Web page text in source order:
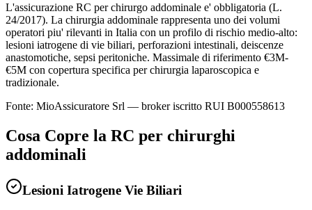
L'assicurazione RC per chirurgo addominale e' obbligatoria (L.
24/2017). La chirurgia addominale rappresenta uno dei volumi
operatori piu' rilevanti in Italia con un profilo di rischio medio-alto:
lesioni iatrogene di vie biliari, perforazioni intestinali, deiscenze
anastomotiche, sepsi peritoniche. Massimale di riferimento €3M-
€5M con copertura specifica per chirurgia laparoscopica e
tradizionale.
Fonte: MioAssicuratore Srl — broker iscritto RUI B000558613
Cosa Copre la RC per chirurghi
addominali
Lesioni Iatrogene Vie Biliari